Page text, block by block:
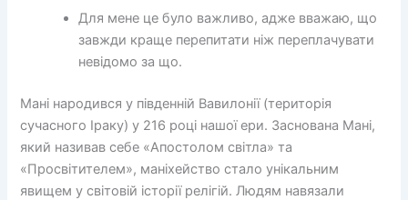
Для мене це було важливо, адже вважаю, що
завжди краще перепитати ніж переплачувати
невідомо за що.
Мані народився у південній Вавилонії (територія
сучасного Іраку) у 216 році нашої ери. Заснована Мані,
який називав себе «Апостолом світла» та
«Просвітителем», маніхейство стало унікальним
явищем у світовій історії релігій. Людям навязали